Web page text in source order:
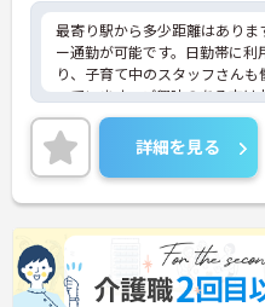
最寄り駅から多少距離はありま
ー通勤が可能です。日勤帯に利
り、子育て中のスタッフさん
っています。ご興味のある方は
せ下さいませ。
詳細を見る